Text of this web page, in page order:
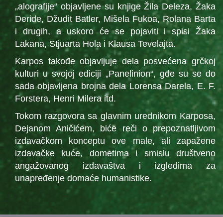
„alografije“ objavljene su knjige Žila Deleza, Žaka
Deride, Džudit Batler, Mišela Fukoa, Rolana Barta
i drugih, a uskoro će se pojaviti i spisi Žaka
Lakana, Stjuarta Hola i Klausa Tevelajta.
Karpos takođe objavljuje dela posvećena grčkoj
kulturi u svojoj ediciji „Panelinion“, gde su se do
sada objavljena brojna dela Lorensa Darela, E. F.
Forstera, Henri Milera itd.
Tokom razgovora sa glavnim urednikom Karposa,
Dejanom Aničićem, biće reči o prepoznatljivom
izdavačkom konceptu ove male, ali zapažene
izdavačke kuće, dometima i smislu društveno
angažovanog izdavaštva i izgledima za
unapređenje domaće humanistike.